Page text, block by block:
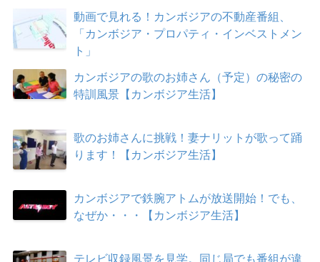
動画で見れる！カンボジアの不動産番組、
「カンボジア・プロパティ・インベストメン
ト」
カンボジアの歌のお姉さん（予定）の秘密の
特訓風景【カンボジア生活】
歌のお姉さんに挑戦！妻ナリットが歌って踊
ります！【カンボジア生活】
カンボジアで鉄腕アトムが放送開始！でも、
なぜか・・・【カンボジア生活】
テレビ収録風景を見学。同じ局でも番組が違